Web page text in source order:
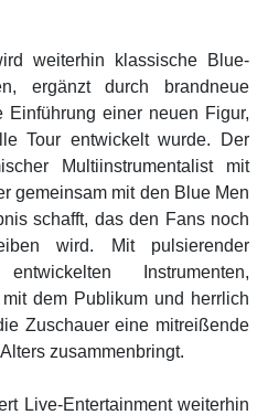
weiterhin klassische Blue-
ergänzt durch brandneue
Einführung einer neuen Figur,
Tour entwickelt wurde. Der
Multiinstrumentalist mit
gemeinsam mit den Blue Men
schafft, das den Fans noch
wird. Mit pulsierender
Instrumenten,
dem Publikum und herrlich
Zuschauer eine mitreißende
zusammenbringt.
Live-Entertainment weiterhin